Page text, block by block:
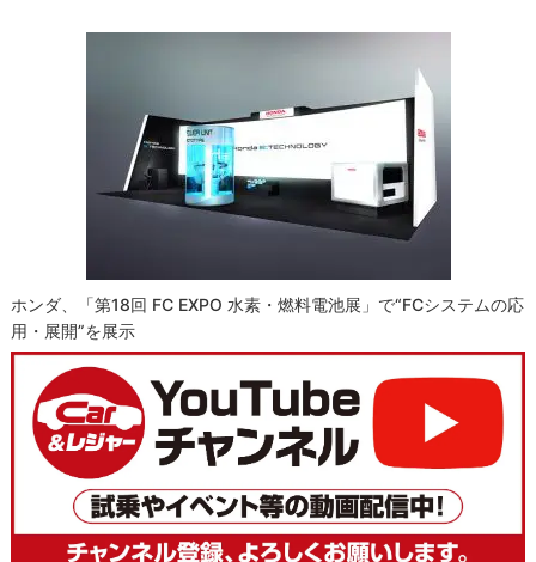
ホンダ、「第18回 FC EXPO 水素・燃料電池展」で“FCシステムの応
用・展開”を展示